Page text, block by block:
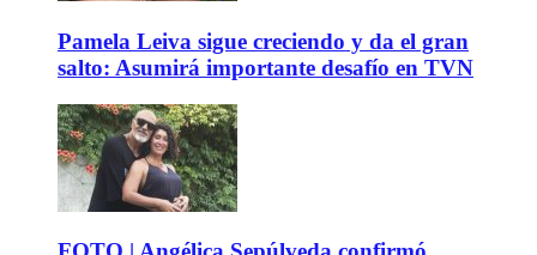
Pamela Leiva sigue creciendo y da el gran
salto: Asumirá importante desafío en TVN